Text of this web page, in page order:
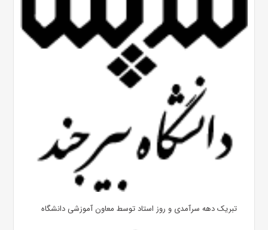
تبریک دهه سرآمدی و روز استاد توسط معاون آموزشی دانشگاه